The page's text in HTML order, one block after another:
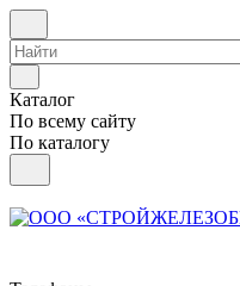
Каталог
По всему сайту
По каталогу